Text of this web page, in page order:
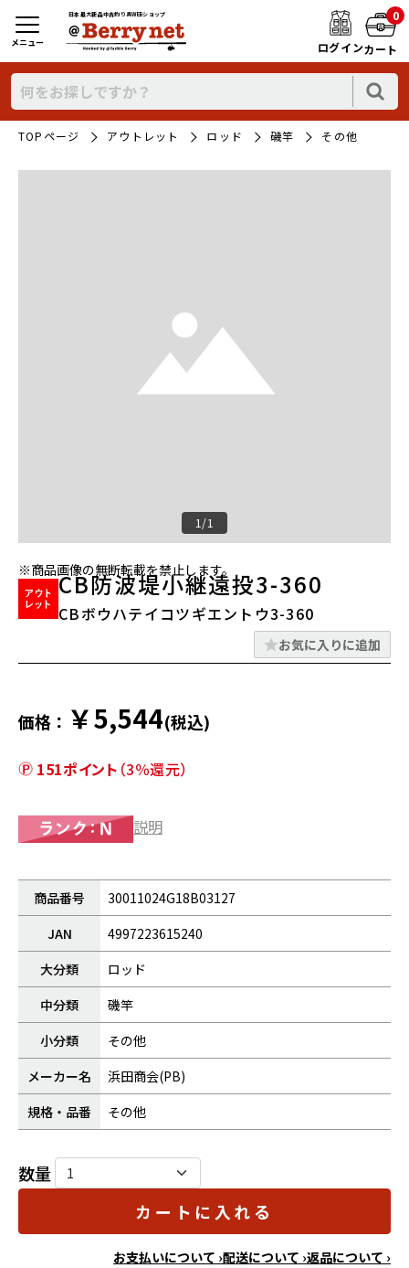
日本最大新品中古釣り具WEBショップ
ログイン
0
カート
メニュー
TOPページ アウトレット ロッド 磯竿 その他
1/1
※商品画像の無断転載を禁止します。
CB防波堤小継遠投3-360
CBボウハテイコツギエントウ3-360
お気に入りに追加
価格： ￥5,544(税込)
151ポイント （3％還元）
説明
商品番号
30011024G18B03127
JAN
4997223615240
大分類
ロッド
中分類
磯竿
小分類
その他
メーカー名
浜田商会(PB)
規格・品番
その他
数量
カートに入れる
お支払いについて ›配送について ›返品について ›